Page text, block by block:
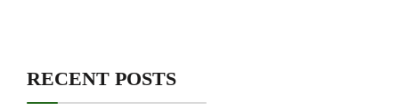
RECENT POSTS